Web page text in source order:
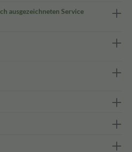
ausgezeichneten Service